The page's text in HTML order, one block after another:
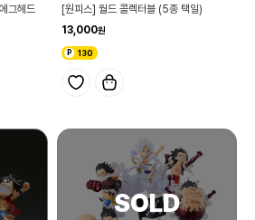
그헤드
[원피스] 월드 콜렉터블 (5종 택일)
13,000
130